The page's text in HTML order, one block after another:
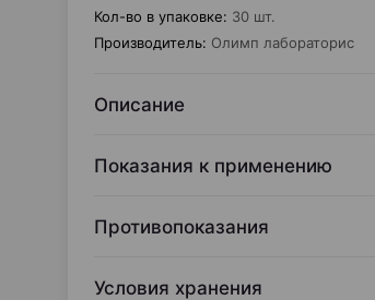
Кол-во в упаковке: 30 шт.
Производитель: Олимп лабораторис
Описание
Показания к применению
Противопоказания
Условия хранения